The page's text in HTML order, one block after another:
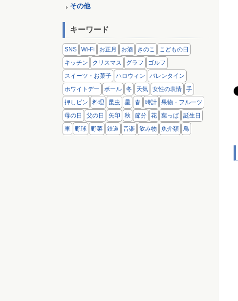
その他
キーワード
SNS Wi-Fi お正月 お酒 きのこ
こどもの日
キッチン
クリスマス グラフ
ゴルフ
スイーツ・お菓子
ハロウィン
バレンタイン
ホワイトデー
ボール 冬 天気 女性の表情
手
押しピン
料理 昆虫 星 春 時計
果物・フルーツ
母の日
父の日 矢印 秋 節分 花 葉っぱ
誕生日
車
野球 野菜 鉄道 音楽 飲み物 魚介類 鳥